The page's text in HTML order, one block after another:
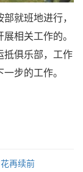
就班地进行，
相关工作的。
抵俱乐部，工作
步的工作。
再续前